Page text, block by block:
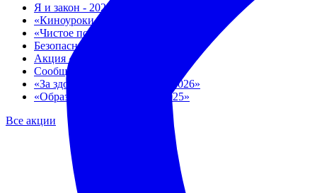
Я и закон - 2025
«Киноуроки в школах России»
«Чистое поколение-2026»
Безопасность на льду
Акция «ПОДРОСТОК»
Сообщи, где торгуют смертью
«За здоровый образ жизни - 2026»
«Образование всем детям 2025»
Все акции